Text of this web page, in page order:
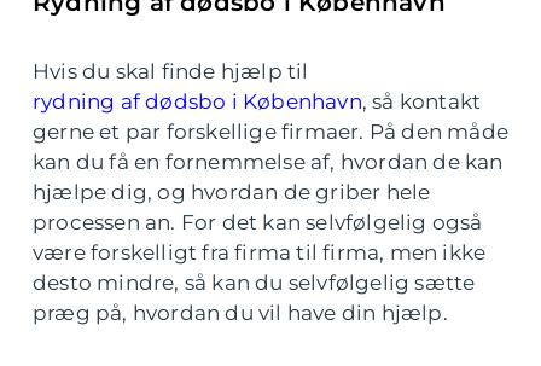
Hvis du skal finde hjælp til
rydning af dødsbo i København, så kontakt
gerne et par forskellige firmaer. På den måde
kan du få en fornemmelse af, hvordan de kan
hjælpe dig, og hvordan de griber hele
processen an. For det kan selvfølgelig også
være forskelligt fra firma til firma, men ikke
desto mindre, så kan du selvfølgelig sætte
præg på, hvordan du vil have din hjælp.